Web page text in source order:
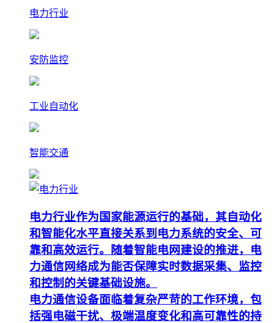
电力行业
安防监控
工业自动化
智能交通
电力行业作为国家能源运行的基础，其自动化
和智能化水平直接关系到电力系统的安全、可
靠和高效运行。随着智能电网建设的推进，电
力通信网络成为能否保障实时数据采集、监控
和控制的关键基础设施。
电力通信设备面临着复杂严苛的工作环境，包
括强电磁干扰、极端温度变化和高可靠性的持